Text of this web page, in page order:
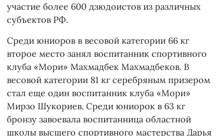
участие более 600 дзюдоистов из различных
субъектов РФ.
Среди юниоров в весовой категории 66 кг
второе место занял воспитанник спортивного
клуба «Мори» Махмадбек Махмадбеков. В
весовой категории 81 кг серебряным призером
стал еще один воспитанник клуба «Мори»
Мирзо Шукориев. Среди юниорок в 63 кг
бронзу завоевала воспитанница областной
школы высшего спортивного мастерства Дарья